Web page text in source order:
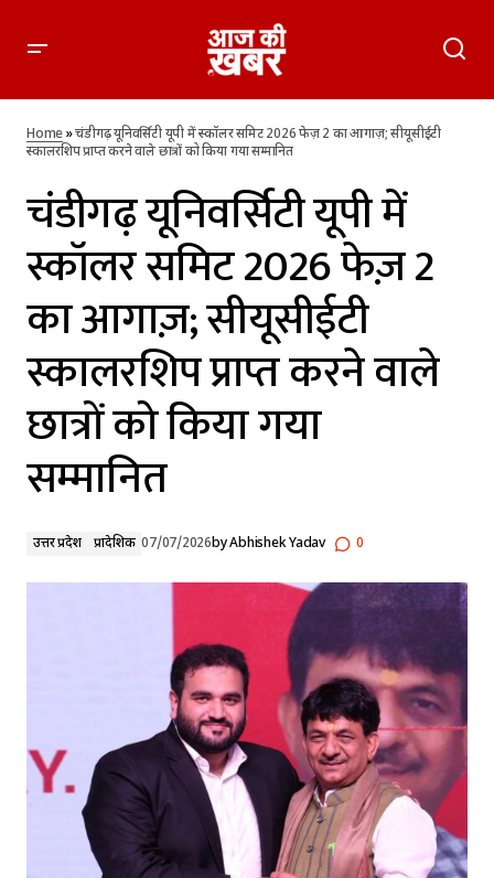
सीयूसीईटी स्कालरशिप प्राप्त करने वाले छात्रों को किया गया सम्मानित
Home»चंडीगढ़ यूनिवर्सिटी यूपी में स्कॉलर समिट 2026 फेज़ 2 का आगाज़; सीयूसीईटी
स्कालरशिप प्राप्त करने वाले छात्रों को किया गया सम्मानित
चंडीगढ़ यूनिवर्सिटी यूपी में
स्कॉलर समिट 2026 फेज़ 2
का आगाज़; सीयूसीईटी
स्कालरशिप प्राप्त करने वाले
छात्रों को किया गया
सम्मानित
उत्तर प्रदेश प्रादेशिक 07/07/2026byAbhishek Yadav 0